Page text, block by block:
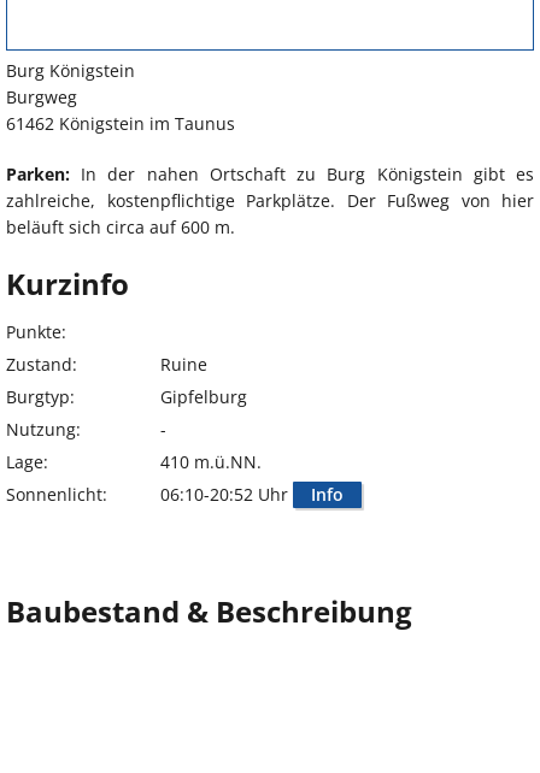
Burg Königstein
Burgweg
61462 Königstein im Taunus
Parken: In der nahen Ortschaft zu Burg Königstein gibt es
zahlreiche, kostenpflichtige Parkplätze. Der Fußweg von hier
beläuft sich circa auf 600 m.
Kurzinfo
Punkte:
Zustand:
Ruine
Burgtyp:
Gipfelburg
Nutzung:
-
Lage:
410 m.ü.NN.
Sonnenlicht:
06:10-20:52 Uhr Info
Baubestand & Beschreibung